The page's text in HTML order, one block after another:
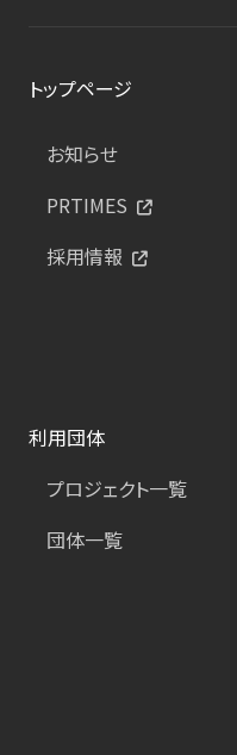
トップページ
お知らせ
PRTIMES
採用情報
利用団体
プロジェクト一覧
団体一覧